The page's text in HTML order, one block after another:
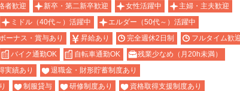
者歓迎 新卒・第二新卒歓迎 女性活躍中
主婦・主夫歓迎
ミドル（40代～）活躍中
エルダー（50代～）活躍中
ーナス・賞与あり 昇給あり 完全週休2日制
フルタイム歓
バイク通勤OK 自転車通勤OK
残業少なめ（月20h未満）
実績あり
退職金・財形貯蓄制度あり
制服貸与 研修制度あり 資格取得支援制度あり